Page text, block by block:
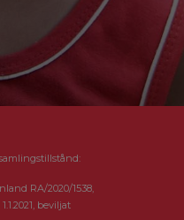
RA/2020/1538,
beviljat